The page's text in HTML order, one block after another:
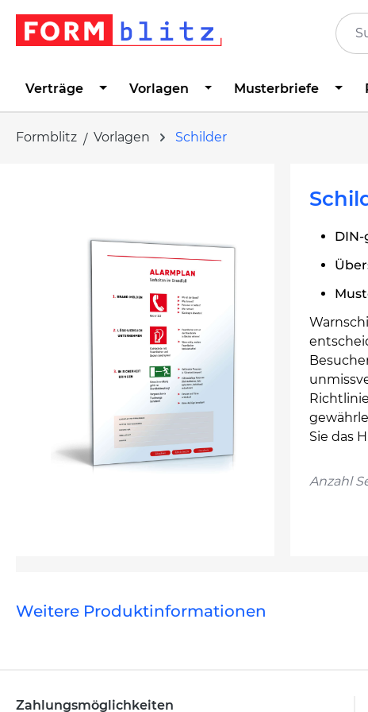
Zur Hauptnavigation springen
Verträge Vorlagen Musterbriefe
Formblitz Vorlagen Schilder
Sie das
Anzahl
Weitere Produktinformationen
Zahlungsmöglichkeiten